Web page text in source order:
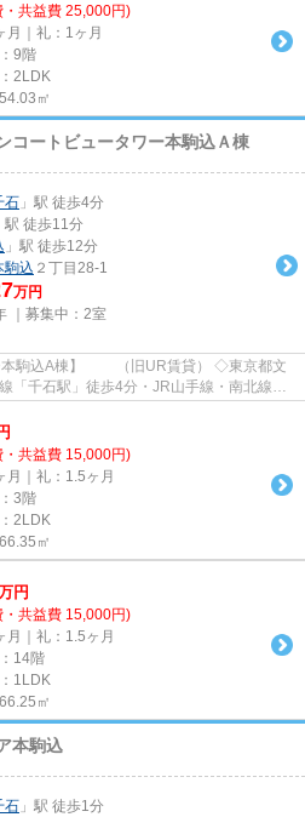
・共益費 25,000円)
月｜礼：1ヶ月
9階
2LDK
㎡
コートビュータワー本駒込Ａ棟
石 」駅 徒歩4分
駅 徒歩11分
」駅 徒歩12分
駒込 ２丁目28-1
万円
｜募集中： 2室
込A棟】 （旧UR賃貸） ◇東京都文
・共益費 15,000円)
月｜礼：1.5ヶ月
3階
2LDK
㎡
円
・共益費 15,000円)
月｜礼：1.5ヶ月
14階
1LDK
㎡
本駒込
石 」駅 徒歩1分